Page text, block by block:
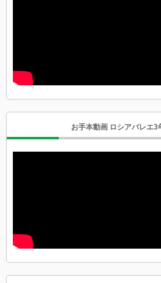
お手本動画 ロシアバレエ3